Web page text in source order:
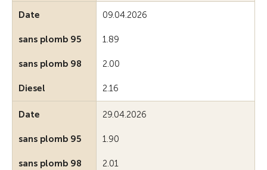
Date 09.04.2026
sans plomb 95 1.89
sans plomb 98 2.00
Diesel 2.16
Date 29.04.2026
sans plomb 95 1.90
sans plomb 98 2.01